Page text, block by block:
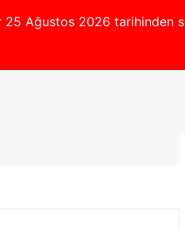
Ağustos 2026 tarihinden